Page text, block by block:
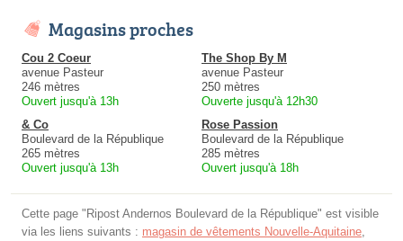
Magasins proches
Cou 2 Coeur
avenue Pasteur
246 mètres
Ouvert jusqu'à 13h
The Shop By M
avenue Pasteur
250 mètres
Ouverte jusqu'à 12h30
& Co
Boulevard de la République
265 mètres
Ouvert jusqu'à 13h
Rose Passion
Boulevard de la République
285 mètres
Ouvert jusqu'à 18h
Cette page "Ripost Andernos Boulevard de la République" est visible
via les liens suivants : magasin de vêtements Nouvelle-Aquitaine